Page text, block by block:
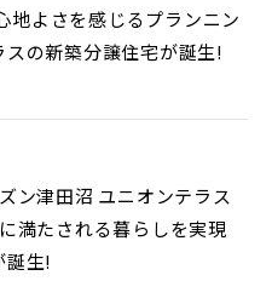
地よさを感じるプランニン
の新築分譲住宅が誕生!
ン津田沼 ユニオンテラス
満たされる暮らしを実現
誕生!